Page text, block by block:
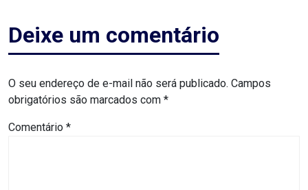
BASTIDORES
Blog
BRASIL
Deixe um comentário
O seu endereço de e-mail não será publicado. Campos
obrigatórios são marcados com *
Comentário *